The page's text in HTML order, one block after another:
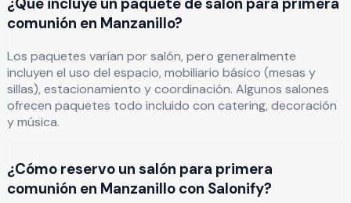
comunión en Manzanillo?
Los paquetes varían por salón, pero generalmente
incluyen el uso del espacio, mobiliario básico (mesas y
sillas), estacionamiento y coordinación. Algunos salones
ofrecen paquetes todo incluido con catering, decoración
y música.
¿Cómo reservo un salón para primera
comunión en Manzanillo con Salonify?